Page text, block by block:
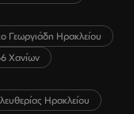
Γεωργιάδη Ηρακλείου
Χανίων
Ηρακλείου